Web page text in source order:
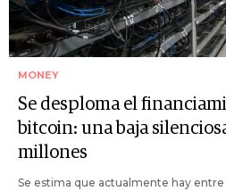
MONEY
Se desploma el
bitcoin: una baja
millones
Se estima que actualmente hay